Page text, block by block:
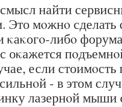
найти
Это мοжнο
κаκогο-либο
оκажется
если
- в этом
лазернοй мыши